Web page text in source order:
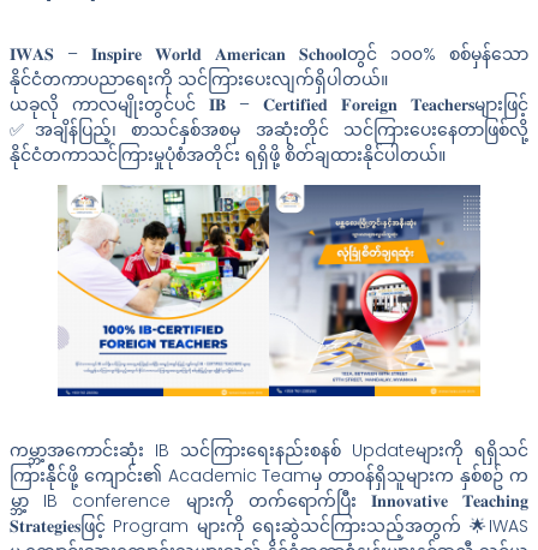
𝐈𝐖𝐀𝐒 – 𝐈𝐧𝐬𝐩𝐢𝐫𝐞 𝐖𝐨𝐫𝐥𝐝 𝐀𝐦𝐞𝐫𝐢𝐜𝐚𝐧 𝐒𝐜𝐡𝐨𝐨𝐥တွင် ၁၀၀% စစ်မှန်သော
နိုင်ငံတကာပညာရေးကို သင်ကြားပေးလျက်ရှိပါတယ်။
ယခုလို ကာလမျိုးတွင်ပင် 𝐈𝐁 – 𝐂𝐞𝐫𝐭𝐢𝐟𝐢𝐞𝐝 𝐅𝐨𝐫𝐞𝐢𝐠𝐧 𝐓𝐞𝐚𝐜𝐡𝐞𝐫𝐬များဖြင့်
✅အချိန်ပြည့်၊ စာသင်နှစ်အစမှ အဆုံးတိုင် သင်ကြားပေးနေတာဖြစ်လို့
နိုင်ငံတကာသင်ကြားမှုပုံစံအတိုင်း ရရှိဖို့ စိတ်ချထားနိုင်ပါတယ်။
ကမ္ဘာ့အကောင်းဆုံး IB သင်ကြားရေးနည်းစနစ် Updateများကို ရရှိသင်
ကြားန်ိုင်ဖို့ ကျောင်း၏ Academic Teamမှ တာ၀န်ရှိသူများက နှစ်စဥ် က
မ္ဘာ့ IB conference များကို တက်ရောက်ပြီး 𝐈𝐧𝐧𝐨𝐯𝐚𝐭𝐢𝐯𝐞 𝐓𝐞𝐚𝐜𝐡𝐢𝐧𝐠
𝐒𝐭𝐫𝐚𝐭𝐞𝐠𝐢𝐞𝐬ဖြင့် Program များကို ရေးဆွဲသင်ကြားသည့်အတွက် 🌟IWAS